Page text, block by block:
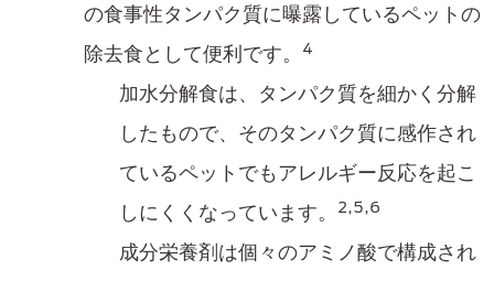
の食事性タンパク質に曝露しているペットの
除去食として便利です。
4
加水分解食は、タンパク質を細かく分解
したもので、そのタンパク質に感作され
ているペットでもアレルギー反応を起こ
しにくくなっています。
2,5,6
成分栄養剤は個々のアミノ酸で構成され